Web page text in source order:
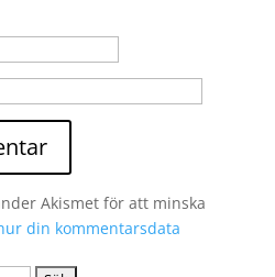
Akismet för att minska
din kommentarsdata